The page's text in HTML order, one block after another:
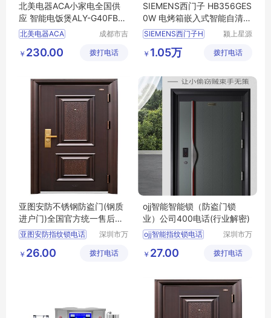
北美电器ACA小家电全国供
应 智能电饭煲ALY-G40FB21
D 公司福利品
北美电器ACA
智能电饭煲 ALY
公司福利品
成都市吉
技有限公
￥ 230.00 拨打电话
SIEMENS西门子 HB356GES
0W 电烤箱嵌入式智能自清洁
多功能全自动
SIEMENS西门子H
颍上星源
有限公司
￥ 1.05万 拨打电话
亚图安防不锈钢防盗门(钢质
进户门)全国官方统一售后服
务热线号码
亚图安防指纹锁电话
亚图安防智能锁厂家
深圳市万
务有限公
￥ 26.00 拨打电话
ojj智能智能锁（防盗门锁
业）公司400电话(行业解密)
ojj智能指纹锁电话
ojj智能智能锁厂家
ojj智能智能锁官网维修
深圳市万
务有限公
￥ 27.00 拨打电话